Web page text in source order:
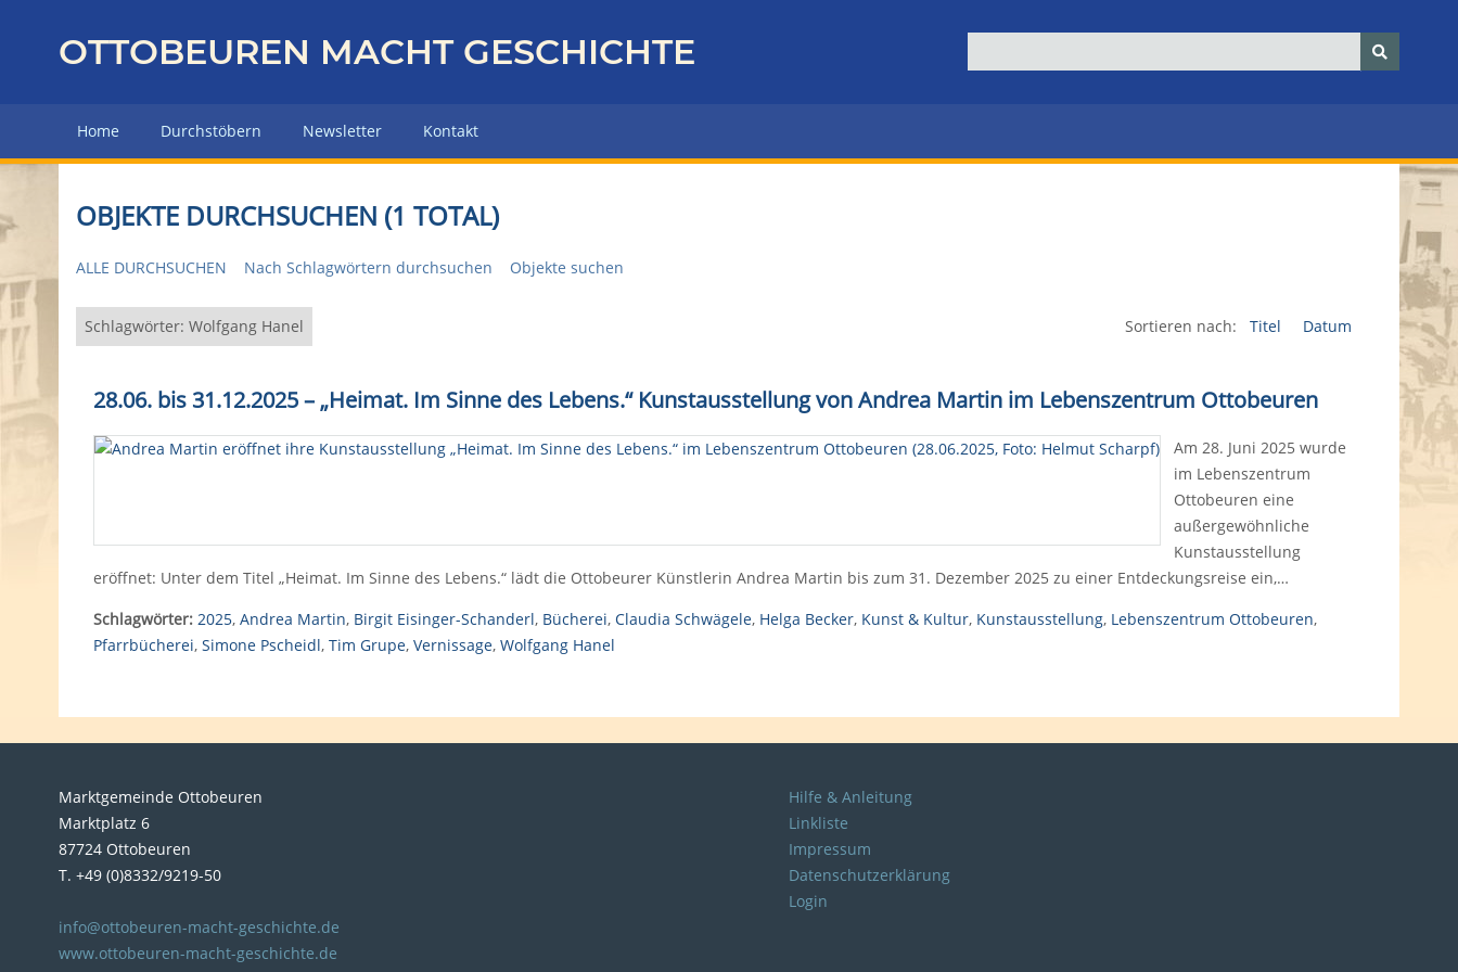
z
r
H
u
p
e
OTTOBEUREN MACHT GESCHICHTE
Home Durchstöbern Newsletter Kontakt
OBJEKTE DURCHSUCHEN (1 TOTAL)
ALLE DURCHSUCHEN Nach Schlagwörtern durchsuchen Objekte suchen
Schlagwörter: Wolfgang Hanel Sortieren nach: Titel Datum
28.06. bis 31.12.2025 – „Heimat. Im Sinne des Lebens.“ Kunstausstellung von Andrea Martin im Lebenszentrum Ottobeuren
Am 28. Juni 2025 wurde
im Lebenszentrum
Ottobeuren eine
außergewöhnliche
Kunstausstellung
eröffnet: Unter dem Titel „Heimat. Im Sinne des Lebens.“ lädt die Ottobeurer Künstlerin Andrea Martin bis zum 31. Dezember 2025 zu einer Entdeckungsreise ein,…
Schlagwörter: 2025, Andrea Martin, Birgit Eisinger-Schanderl, Bücherei, Claudia Schwägele, Helga Becker, Kunst & Kultur, Kunstausstellung, Lebenszentrum Ottobeuren,
Pfarrbücherei, Simone Pscheidl, Tim Grupe, Vernissage, Wolfgang Hanel
Marktgemeinde Ottobeuren
Marktplatz 6
87724 Ottobeuren
T. +49 (0)8332/9219-50
info@ottobeuren-macht-geschichte.de
www.ottobeuren-macht-geschichte.de
Hilfe & Anleitung
Linkliste
Impressum
Datenschutzerklärung
Login